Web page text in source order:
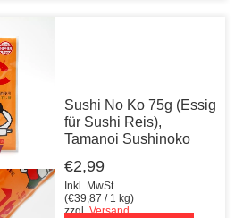
Sushi No Ko 75g (Essig
für Sushi Reis),
Tamanoi Sushinoko
€2,99
Inkl. MwSt.
(€39,87 / 1 kg)
zzgl.Versand